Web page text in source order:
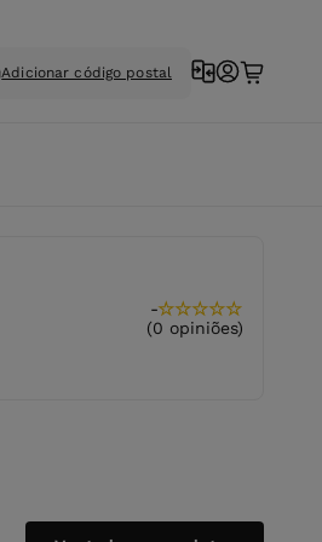
Adicionar código postal
-★★★★★
(0 opiniões)